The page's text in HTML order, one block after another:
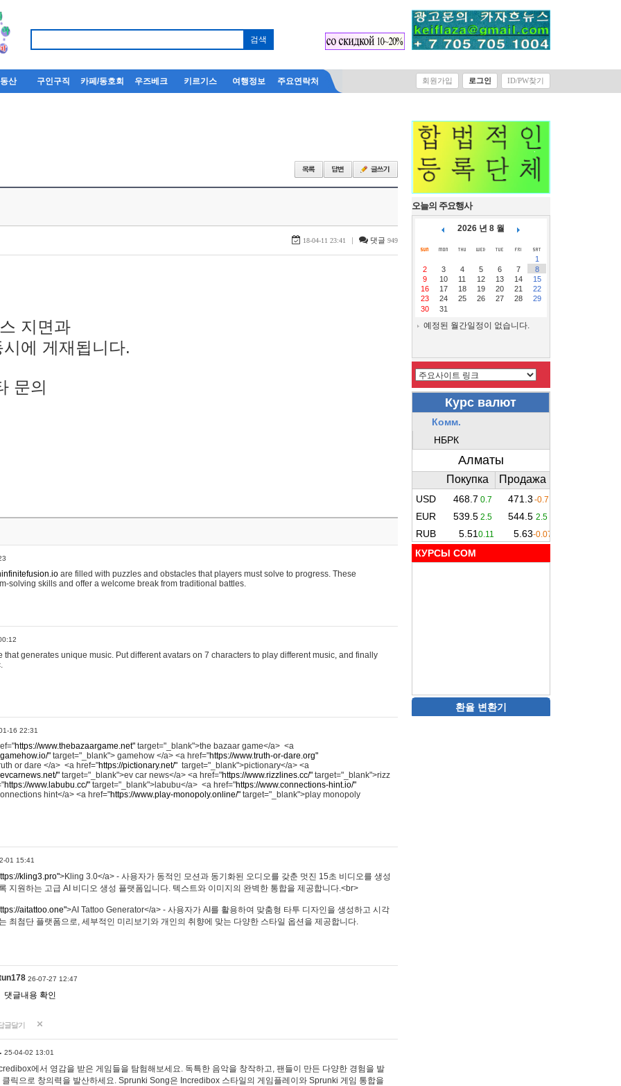
산 구인구직 카페/동호회 우즈베크 키르기스 여행정보 주요연락처 회원가입 로그인 ID/PW찾기
18-04-11 23:41 | 댓글 949
지면과
에 게재됩니다.
문의
are filled with puzzles and obstacles that players must solve to progress. These
solving skills and offer a welcome break from traditional battles.
that generates unique music. Put different avatars on 7 characters to play different music, and finally
16 22:31
https://www.thebazaargame.net" target="_blank">the bazaar game</a> <a
" target="_blank"> gamehow </a> <a href="https://www.truth-or-dare.org"
or dare </a> <a href="https://pictionary.net/" target="_blank">pictionary</a> <a
" target="_blank">ev car news</a> <a href="https://www.rizzlines.cc/" target="_blank">rizz
https://www.labubu.cc/" target="_blank">labubu</a> <a href="https://www.connections-hint.io/"
hint</a> <a href="https://www.play-monopoly.online/" target="_blank">play monopoly
01 15:41
kling3.pro">Kling 3.0</a> - 사용자가 동적인 모션과 동기화된 오디오를 갖춘 멋진 15초 비디오를 생성
지원하는 고급 AI 비디오 생성 플랫폼입니다. 텍스트와 이미지의 완벽한 통합을 제공합니다.<br>
aitattoo.one">AI Tattoo Generator</a> - 사용자가 AI를 활용하여 맞춤형 타투 디자인을 생성하고 시각
최첨단 플랫폼으로, 세부적인 미리보기와 개인의 취향에 맞는 다양한 스타일 옵션을 제공합니다.
26-07-27 12:47
댓글내용 확인
글달기
25-04-02 13:01
에서 영감을 받은 게임들을 탐험해보세요. 독특한 음악을 창작하고, 팬들이 만든 다양한 경험을 발
클릭으로 창의력을 발산하세요. Sprunki Song은 Incredibox 스타일의 게임플레이와 Sprunki 게임 통합을
오늘의 주요행사
2026 년 8 월
1
2
3 4 5 6 7
8
9
10 11 12 13 14
15
16
17 18 19 20 21
22
23
24 25 26 27 28
29
30
31
예정된 월간일정이 없습니다.
КУРСЫ COM
환율 변환기